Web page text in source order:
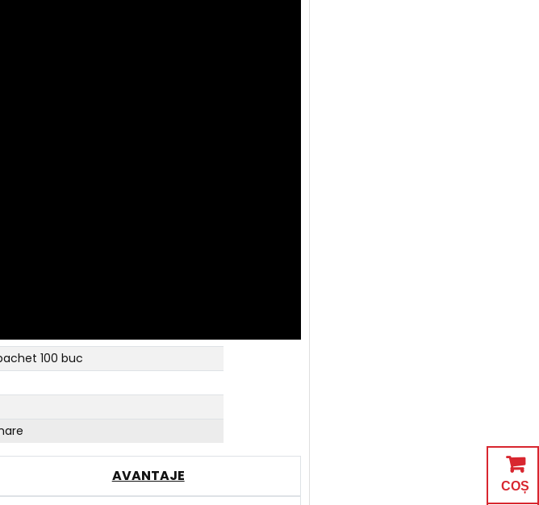
100 buc
AVANTAJE
COȘ